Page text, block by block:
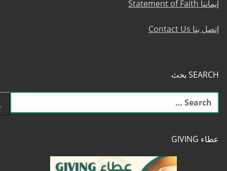
إيماننا Statement of Faith
إتصل بنا Contact Us
SEARCH بحث
البحث
عن:
عطاء GIVING